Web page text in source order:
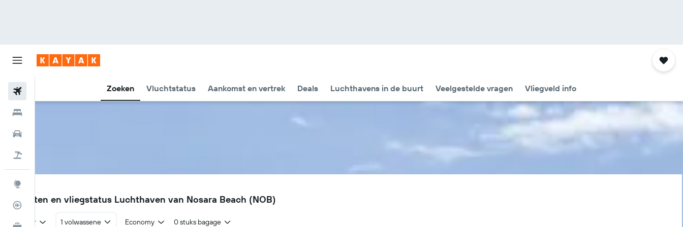
Zoeken Vluchtstatus Aankomst en vertrek Deals Luchthavens in de buurt Veelgestelde vragen Vliegveld info
Vluchtstatus info
NOB
Vluchten en vliegstatus Luchthaven van Nosara Beach (NOB)
Retour 1 volwassene Economy 0 stuks bagage